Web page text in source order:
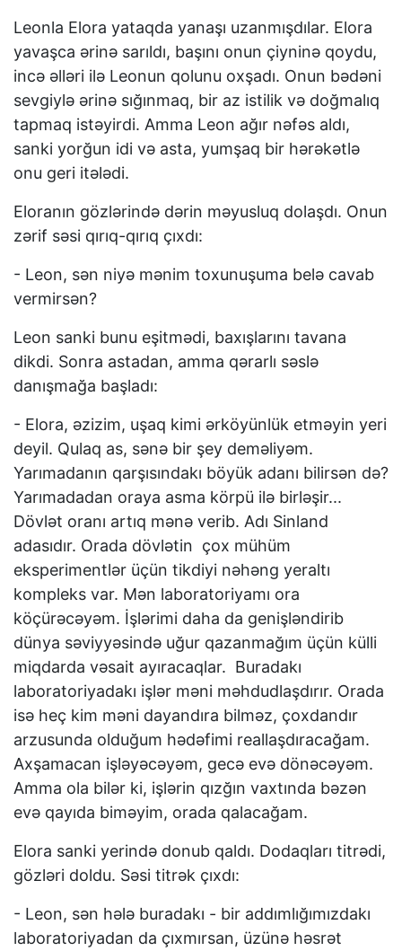
Leonla Elora yataqda yanaşı uzanmışdılar. Elora
yavaşca ərinə sarıldı, başını onun çiyninə qoydu,
incə əlləri ilə Leonun qolunu oxşadı. Onun bədəni
sevgiylə ərinə sığınmaq, bir az istilik və doğmalıq
tapmaq istəyirdi. Amma Leon ağır nəfəs aldı,
sanki yorğun idi və asta, yumşaq bir hərəkətlə
onu geri itələdi.
Eloranın gözlərində dərin məyusluq dolaşdı. Onun
zərif səsi qırıq-qırıq çıxdı:
- Leon, sən niyə mənim toxunuşuma belə cavab
vermirsən?
Leon sanki bunu eşitmədi, baxışlarını tavana
dikdi. Sonra astadan, amma qərarlı səslə
danışmağa başladı:
- Elora, əzizim, uşaq kimi ərköyünlük etməyin yeri
deyil. Qulaq as, sənə bir şey deməliyəm.
Yarımadanın qarşısındakı böyük adanı bilirsən də?
Yarımadadan oraya asma körpü ilə birləşir...
Dövlət oranı artıq mənə verib. Adı Sinland
adasıdır. Orada dövlətin çox mühüm
eksperimentlər üçün tikdiyi nəhəng yeraltı
kompleks var. Mən laboratoriyamı ora
köçürəcəyəm. İşlərimi daha da genişləndirib
dünya səviyyəsində uğur qazanmağım üçün külli
miqdarda vəsait ayıracaqlar. Buradakı
laboratoriyadakı işlər məni məhdudlaşdırır. Orada
isə heç kim məni dayandıra bilməz, çoxdandır
arzusunda olduğum hədəfimi reallaşdıracağam.
Axşamacan işləyəcəyəm, gecə evə dönəcəyəm.
Amma ola bilər ki, işlərin qızğın vaxtında bəzən
evə qayıda biməyim, orada qalacağam.
Elora sanki yerində donub qaldı. Dodaqları titrədi,
gözləri doldu. Səsi titrək çıxdı:
- Leon, sən hələ buradakı - bir addımlığımızdakı
laboratoriyadan da çıxmırsan, üzünə həsrət